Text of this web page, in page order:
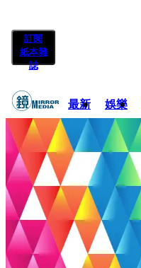
訂閱
紙本雜
誌
最新 娛樂